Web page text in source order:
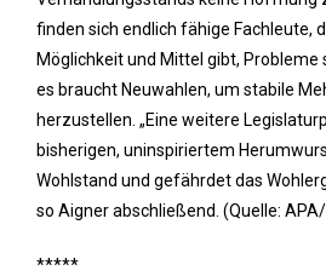
finden sich endlich fähige Fachleute,
Möglichkeit und Mittel gibt, Probleme
es braucht Neuwahlen, um stabile
herzustellen. „Eine weitere
bisherigen, uninspiriertem
Wohlstand und gefährdet das
so Aigner abschließend. (Quelle:
*****